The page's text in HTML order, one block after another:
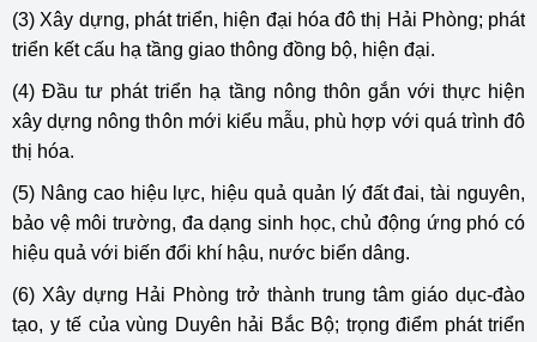
(3) Xây dựng, phát triển, hiện đại hóa đô thị Hải Phòng; phát
triển kết cấu hạ tầng giao thông đồng bộ, hiện đại.
(4) Đầu tư phát triển hạ tầng nông thôn gắn với thực hiện
xây dựng nông thôn mới kiểu mẫu, phù hợp với quá trình đô
thị hóa.
(5) Nâng cao hiệu lực, hiệu quả quản lý đất đai, tài nguyên,
bảo vệ môi trường, đa dạng sinh học, chủ động ứng phó có
hiệu quả với biến đổi khí hậu, nước biển dâng.
(6) Xây dựng Hải Phòng trở thành trung tâm giáo dục-đào
tạo, y tế của vùng Duyên hải Bắc Bộ; trọng điểm phát triển